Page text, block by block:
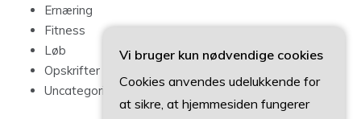
Ernæring
Fitness
Løb
Opskrifter
Uncategorized
Vi bruger kun nødvendige cookies
Cookies anvendes udelukkende for
at sikre, at hjemmesiden fungerer